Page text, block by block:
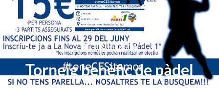
13/06/2016
Torneig benèfic de pàdel